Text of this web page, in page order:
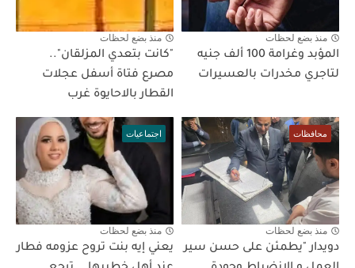
منذ بضع لحظات
المؤبد وغرامة 100 ألف جنيه
لتاجري مخدرات بالعسيرات
منذ بضع لحظات
"كانت بتعدي المزلقان"..
مصرع فتاة أسفل عجلات
القطار بالاحايوة غرب
محافظات
منذ بضع لحظات
دويدار "يطمئن على حسن سير
اجتماعيات
منذ بضع لحظات
يعني إيه بنت تروح عزومه فطار